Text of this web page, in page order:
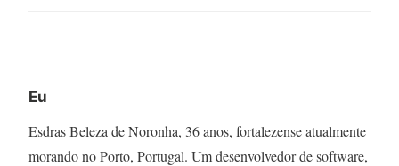
Eu
Esdras Beleza de Noronha, 36 anos, fortalezense atualmente
morando no Porto, Portugal. Um desenvolvedor de software,